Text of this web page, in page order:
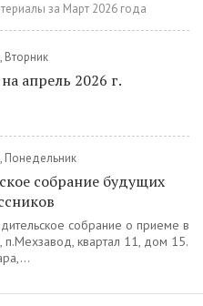
за Март 2026 года
Вторник
апрель 2026 г.
Понедельник
собрание будущих
собрание о приеме в
п.Мехзавод, квартал 11, дом 15.